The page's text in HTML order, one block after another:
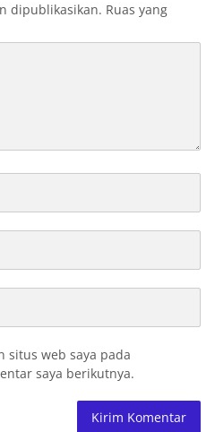
dipublikasikan. Ruas yang
situs web saya pada
saya berikutnya.